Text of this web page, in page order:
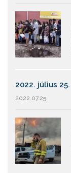
2022. július 25.
2022.07.25.